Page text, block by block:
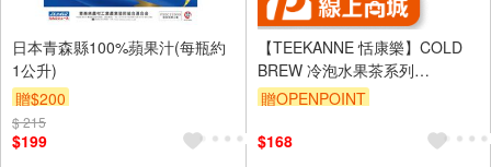
日本青森縣100%蘋果汁(每瓶約
1公升)
贈$200
$ 215
$199
【TEEKANNE 恬康樂】COLD
BREW 冷泡水果茶系列
(2.5gx18包/ 盒)無糖 無咖啡因
贈OPENPOINT
$168